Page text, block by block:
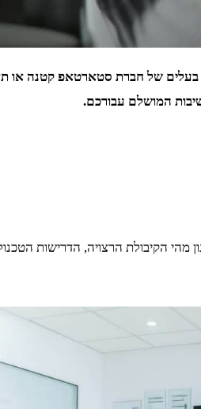
בעלים של חברת סטארטאפ קטנה או
המושלם עבורכם.
הקיבולת הרצויה, הדרישות